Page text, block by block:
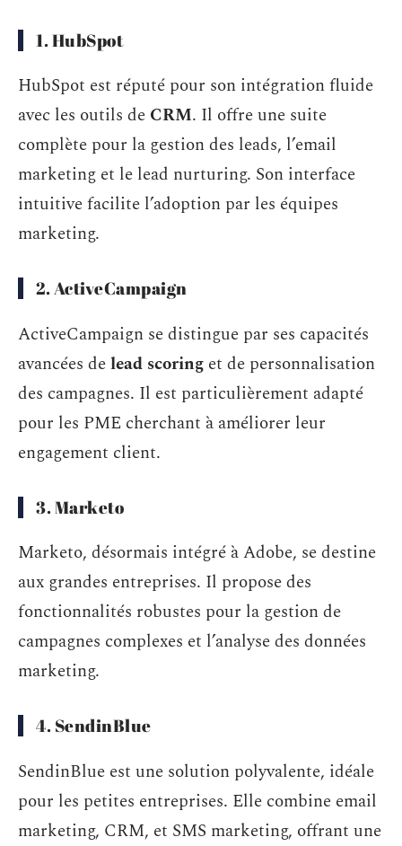
1. HubSpot
HubSpot est réputé pour son intégration fluide
avec les outils de CRM. Il offre une suite
complète pour la gestion des leads, l’email
marketing et le lead nurturing. Son interface
intuitive facilite l’adoption par les équipes
marketing.
2. ActiveCampaign
ActiveCampaign se distingue par ses capacités
avancées delead scoring et de personnalisation
des campagnes. Il est particulièrement adapté
pour les PME cherchant à améliorer leur
engagement client.
3. Marketo
Marketo, désormais intégré à Adobe, se destine
aux grandes entreprises. Il propose des
fonctionnalités robustes pour la gestion de
campagnes complexes et l’analyse des données
marketing.
4. SendinBlue
SendinBlue est une solution polyvalente, idéale
pour les petites entreprises. Elle combine email
marketing, CRM, et SMS marketing, offrant une